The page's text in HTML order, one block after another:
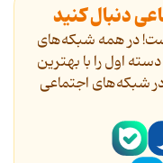
دنبال کنید
در همه شبکه‌های
اول را با بهترین
در شبکه‌های اجتماعی